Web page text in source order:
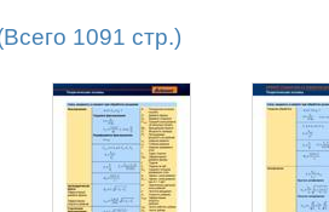
1091 стр.)